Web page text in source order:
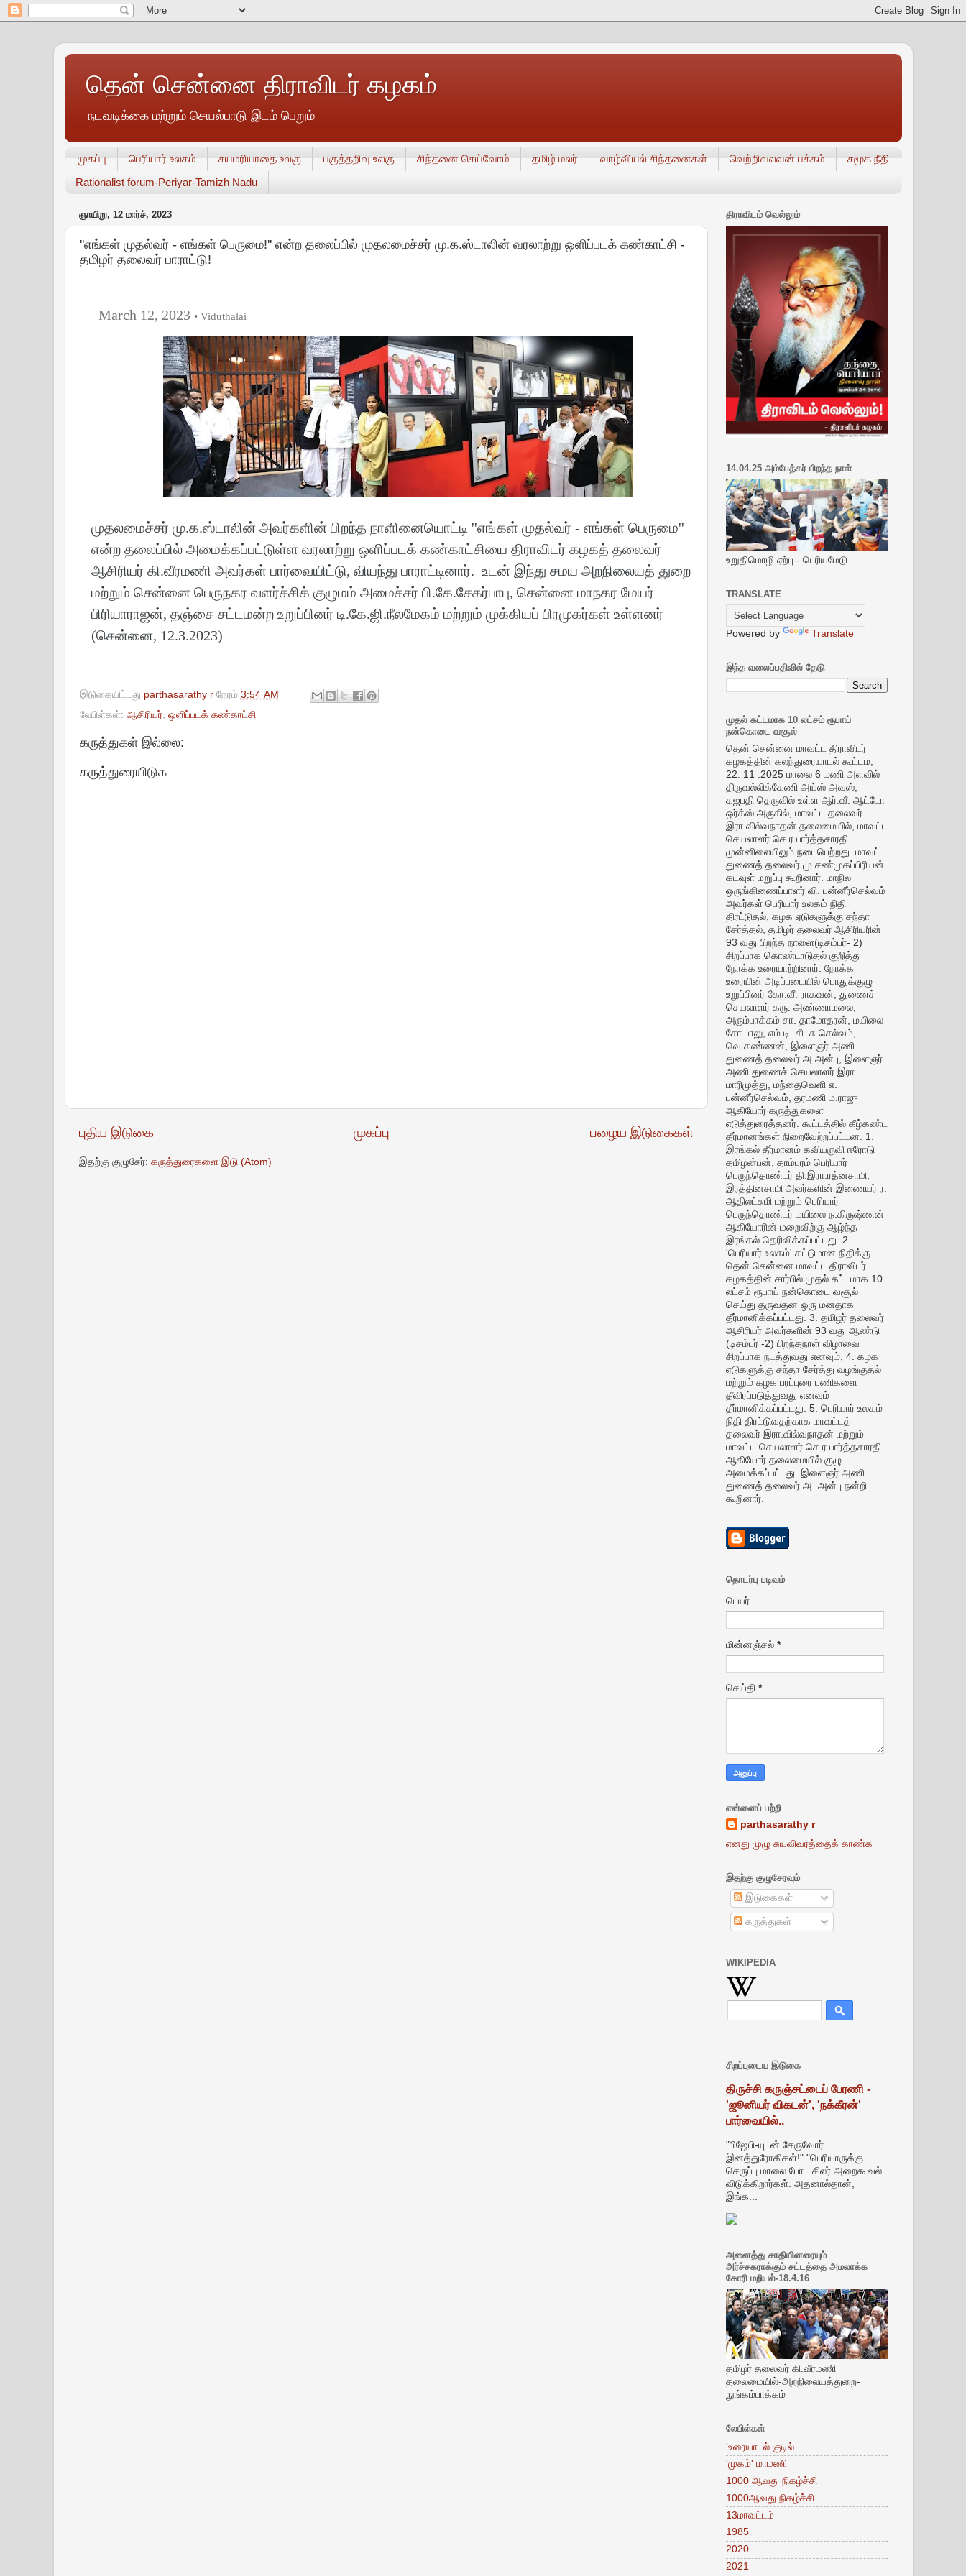
தென் சென்னை திராவிடர் கழகம்
நடவடிக்கை மற்றும் செயல்பாடு இடம் பெறும்
முகப்பு பெரியார் உலகம் சுயமரியாதை உலகு பகுத்தறிவு உலகு சிந்தனை செய்வோம் தமிழ் மலர் வாழ்வியல் சிந்தனைகள் வெற்றிவலவன் பக்கம்
சமூக நீதி
Rationalist forum-Periyar-Tamizh Nadu
ஞாயிறு, 12 மார்ச், 2023
''எங்கள் முதல்வர் - எங்கள் பெருமை!'' என்ற தலைப்பில் முதலமைச்சர் மு.க.ஸ்டாலின் வரலாற்று ஒளிப்படக் கண்காட்சி -
தமிழர் தலைவர் பாராட்டு!
March 12, 2023 • Viduthalai
முதலமைச்சர் மு.க.ஸ்டாலின் அவர்களின் பிறந்த நாளினையொட்டி ''எங்கள் முதல்வர் - எங்கள் பெருமை''
என்ற தலைப்பில் அமைக்கப்பட்டுள்ள வரலாற்று ஒளிப்படக் கண்காட்சியை திராவிடர் கழகத் தலைவர்
ஆசிரியர் கி.வீரமணி அவர்கள் பார்வையிட்டு, வியந்து பாராட்டினார். உடன் இந்து சமய அறநிலையத் துறை
மற்றும் சென்னை பெருநகர வளர்ச்சிக் குழுமம் அமைச்சர் பி.கே.சேகர்பாபு, சென்னை மாநகர மேயர்
பிரியாராஜன், தஞ்சை சட்டமன்ற உறுப்பினர் டி.கே.ஜி.நீலமேகம் மற்றும் முக்கியப் பிரமுகர்கள் உள்ளனர்
(சென்னை, 12.3.2023)
இடுகையிட்டது parthasarathy r நேரம் 3:54 AM
லேபிள்கள்: ஆசிரியர், ஒளிப்படக் கண்காட்சி
கருத்துகள் இல்லை:
கருத்துரையிடுக
புதிய இடுகை பழைய இடுகைகள்
முகப்பு
இதற்கு குழுசேர்: கருத்துரைகளை இடு (Atom)
திராவிடம் வெல்லும்
14.04.25 அம்பேத்கர் பிறந்த நாள்
உறுதிமொழி ஏற்பு - பெரியமேடு
TRANSLATE
Powered by Translate
இந்த வலைப்பதிவில் தேடு
முதல் கட்டமாக 10 லட்சம் ரூபாய்
நன்கொடை வசூல்
தென் சென்னை மாவட்ட திராவிடர்
கழகத்தின் கலந்துரையாடல் கூட்டம,
22. 11 .2025 மாலை 6 மணி அளவில்
திருவல்லிக்கேணி அய்ஸ் அவுஸ்,
கஜபதி தெருவில் உள்ள ஆர்.வீ. ஆட்டோ
ஒர்க்ஸ் அருகில், மாவட்ட தலைவர்
இரா.வில்வநாதன் தலைமையில், மாவட்ட
செயலாளர் செ.ர.பார்த்தசாரதி
முன்னிலையிலும் நடைபெற்றது. மாவட்ட
துணைத் தலைவர் மு.சண்முகப்பிரியன்
கடவுள் மறுப்பு கூறினார். மாநில
ஒருங்கிணைப்பாளர் வி. பன்னீர்செல்வம்
அவர்கள் பெரியார் உலகம் நிதி
திரட்டுதல், கழக ஏடுகளுக்கு சந்தா
சேர்த்தல், தமிழர் தலைவர் ஆசிரியரின்
93 வது பிறந்த நாளை(டிசம்பர்- 2)
சிறப்பாக கொண்டாடுதல் குறித்து
நோக்க உரையாற்றினார். நோக்க
உரையின் அடிப்படையில் பொதுக்குழு
உறுப்பினர் கோ.வீ. ராகவன், துணைச்
செயலாளர் கரு. அண்ணாமலை,
அரும்பாக்கம் சா. தாமோதரன், மயிலை
சோ.பாலு, எம்.டி. சி. சு.செல்வம்,
வெ.கண்ணன், இளைஞர் அணி
துணைத் தலைவர் அ.அன்பு, இளைஞர்
அணி துணைச் செயலாளர் இரா.
மாரிமுத்து, மந்தைவெளி எ.
பன்னீர்செல்வம், தரமணி ம.ராஜு
ஆகியோர் கருத்துகளை
எடுத்துரைத்தனர். கூட்டத்தில் கீழ்கண்ட
தீர்மானங்கள் நிறைவேற்றப்பட்டன. 1.
இரங்கல் தீர்மானம் கவியருவி ஈரோடு
தமிழன்பன், தாம்பரம் பெரியார்
பெருந்தொண்டர் தி.இரா.ரத்னசாமி,
இரத்தினசாமி அவர்களின் இணையர் ர.
ஆதிலட்சுமி மற்றும் பெரியார்
பெருந்தொண்டர் மயிலை ந.கிருஷ்ணன்
ஆகியோரின் மறைவிற்கு ஆழ்ந்த
இரங்கல் தெரிவிக்கப்பட்டது. 2.
'பெரியார் உலகம்' கட்டுமான நிதிக்கு
தென் சென்னை மாவட்ட திராவிடர்
கழகத்தின் சார்பில் முதல் கட்டமாக 10
லட்சம் ரூபாய் நன்கொடை வசூல்
செய்து தருவதன ஒரு மனதாக
தீர்மானிக்கப்பட்டது. 3. தமிழர் தலைவர்
ஆசிரியர் அவர்களின் 93 வது ஆண்டு
(டிசம்பர் -2) பிறந்தநாள் விழாவை
சிறப்பாக நடத்துவது எனவும், 4. கழக
ஏடுகளுக்கு சந்தா சேர்த்து வழங்குதல்
மற்றும் கழக பரப்புரை பணிகளை
தீவிரப்படுத்துவது எனவும்
தீர்மானிக்கப்பட்டது. 5. பெரியார் உலகம்
நிதி திரட்டுவதற்காக மாவட்டத்
தலைவர் இரா.வில்வநாதன் மற்றும்
மாவட்ட செயலாளர் செ.ர.பார்த்தசாரதி
ஆகியோர் தலைமையில் குழு
அமைக்கப்பட்டது. இளைஞர் அணி
துணைத் தலைவர் அ. அன்பு நன்றி
கூறினார்.
தொடர்பு படிவம்
பெயர்
மின்னஞ்சல் *
செய்தி *
என்னைப் பற்றி
parthasarathy r
எனது முழு சுயவிவரத்தைக் காண்க
இதற்கு குழுசேரவும்
இடுகைகள்
கருத்துகள்
WIKIPEDIA
சிறப்புடைய இடுகை
திருச்சி கருஞ்சட்டைப் பேரணி -
'ஜூனியர் விகடன்', 'நக்கீரன்'
பார்வையில்..
"பிஜேபி-யுடன் சேருவோர்
இனத்துரோகிகள்!" "பெரியாருக்கு
செருப்பு மாலை போட சிலர் அறைகூவல்
விடுக்கிறார்கள். அதனால்தான்,
இங்க...
அனைத்து சாதியினரையும்
அர்ச்சகராக்கும் சட்டத்தை அமலாக்க
கோரி மறியல்-18.4.16
தமிழர் தலைவர் கி.வீரமணி
தலைமையில்-அறநிலையத்துறை-
நுங்கம்பாக்கம்
லேபிள்கள்
‘உரையாடல் குடில்
'முகம்' மாமணி
1000 ஆவது நிகழ்ச்சி
1000ஆவது நிகழ்ச்சி
13மாவட்டம்
1985
2020
2021